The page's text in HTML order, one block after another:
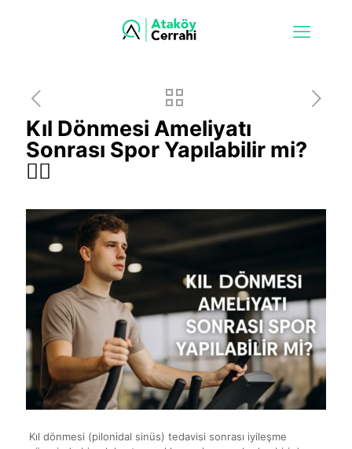
Kıl Dönmesi Ameliyatı
Sonrası Spor Yapılabilir mi?
🏋️‍♂️
Kıl dönmesi (pilonidal sinüs) tedavisi sonrası iyileşme